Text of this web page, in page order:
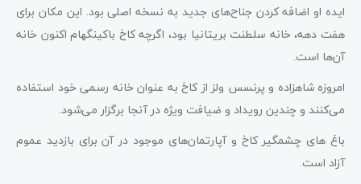
ایده‌ او اضافه کردن جناح‌های جدید به نسخه اصلی بود. این مکان برای
هفت دهه، خانه سلطنت بریتانیا بود، اگرچه کاخ باکینگهام اکنون خانه
آن‌ها است.
امروزه شاهزاده و پرنسس ولز از کاخ به عنوان خانه رسمی خود استفاده
می‌کنند و چندین رویداد و ضیافت ویژه در آنجا برگزار می‌شود.
باغ های چشمگیر کاخ و آپارتمان‌های موجود در آن برای بازدید عموم
آزاد است.